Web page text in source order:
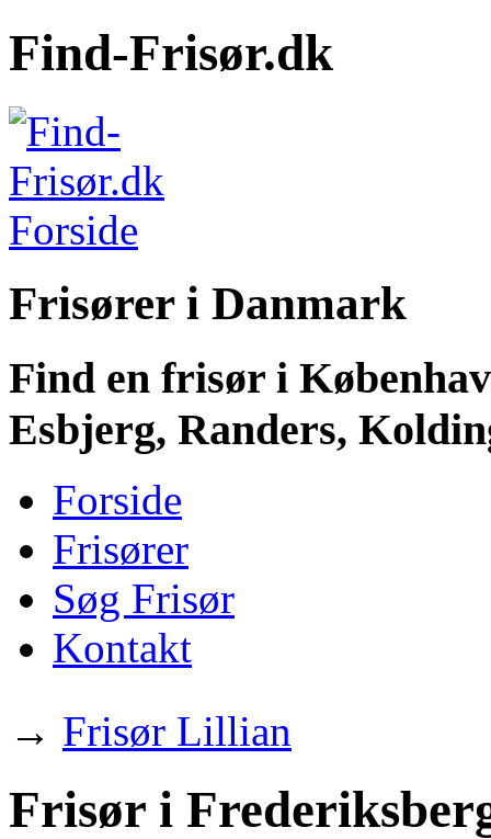
Find-Frisør.dk
Frisører i Danmark
Find en frisør i
Esbjerg, Randers,
Forside
Frisører
Søg Frisør
Kontakt
→ Frisør Lillian
Frisør i